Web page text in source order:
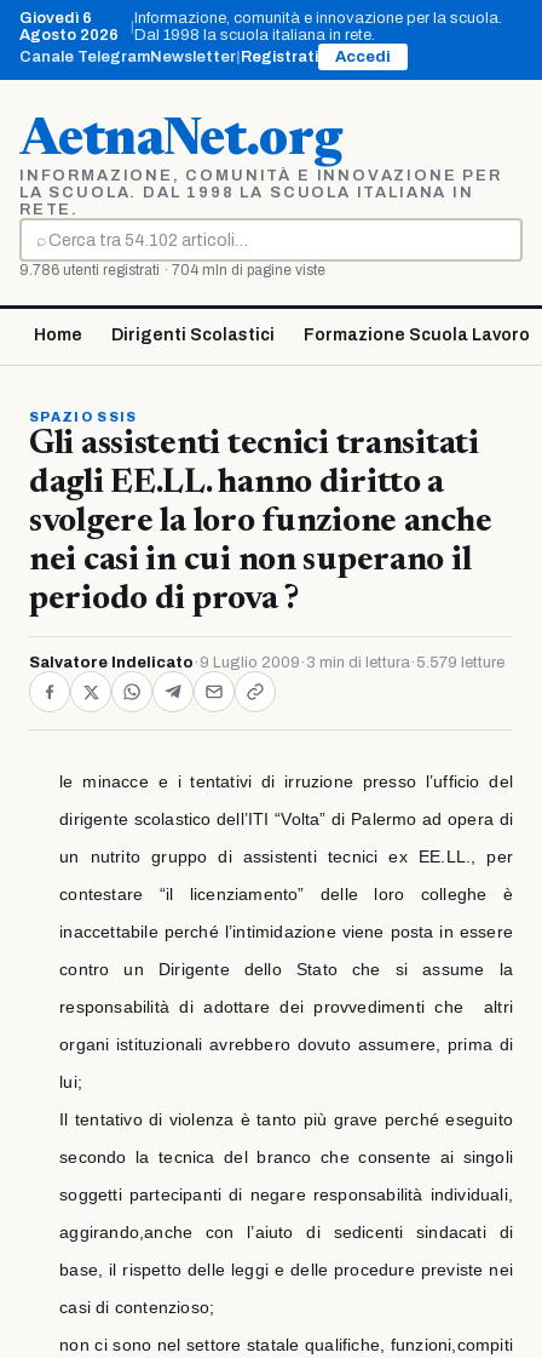
Vai
contenuto
Giovedì 6
Agosto 2026
Informazione, comunità e innovazione per la scuola.
Dal 1998 la scuola italiana in rete.
Canale TelegramNewsletter Registrati Accedi
AetnaNet.org
INFORMAZIONE, COMUNITÀ E INNOVAZIONE PER
LA SCUOLA. DAL 1998 LA SCUOLA ITALIANA IN
RETE.
⌕
Cerca
9.786 utenti registrati · 704 mln di pagine viste
Home Dirigenti Scolastici Formazione Scuola Lavoro
SPAZIO SSIS
Gli assistenti tecnici transitati
dagli EE.LL. hanno diritto a
svolgere la loro funzione anche
nei casi in cui non superano il
periodo di prova ?
Salvatore Indelicato · 9 Luglio 2009 · 3 min di lettura· 5.579 letture
le minacce e i tentativi di irruzione presso l’ufficio del
dirigente scolastico dell’ITI “Volta” di Palermo ad opera di
un nutrito gruppo di assistenti tecnici ex EE.LL., per
contestare “il licenziamento” delle loro colleghe è
inaccettabile perché l’intimidazione viene posta in essere
contro un Dirigente dello Stato che si assume la
responsabilità di adottare dei provvedimenti che
altri
organi istituzionali avrebbero dovuto assumere, prima di
lui;
Il tentativo di violenza è tanto più grave perché eseguito
secondo la tecnica del branco che consente ai singoli
soggetti partecipanti di negare responsabilità individuali,
aggirando,anche con l’aiuto di sedicenti sindacati di
base, il rispetto delle leggi e delle procedure previste nei
casi di contenzioso;
non ci sono nel settore statale qualifiche, funzioni,compiti